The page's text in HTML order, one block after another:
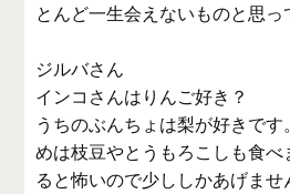
とんど一生会えないものと思っ
ジルバさん
インコさんはりんご好き？
うちのぶんちょは梨が好きです
めは枝豆やとうもろこしも食
ると怖いので少ししかあげま